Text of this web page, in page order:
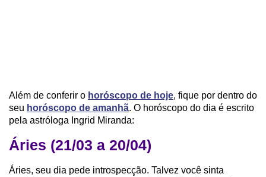
Além de conferir o horóscopo de hoje, fique por dentro do
seu horóscopo de amanhã. O horóscopo do dia é escrito
pela astróloga Ingrid Miranda:
Áries (21/03 a 20/04)
Áries, seu dia pede introspecção. Talvez você sinta